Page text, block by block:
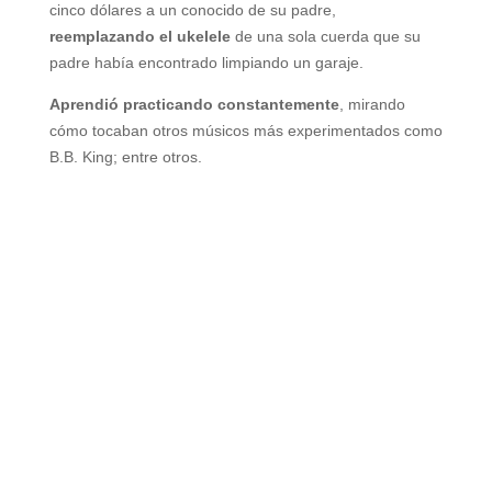
cinco dólares a un conocido de su padre,
reemplazando el ukelelede una sola cuerda que su
padre había encontrado limpiando un garaje.
Aprendió practicando constantemente, mirando
cómo tocaban otros músicos más experimentados como
B.B. King; entre otros.